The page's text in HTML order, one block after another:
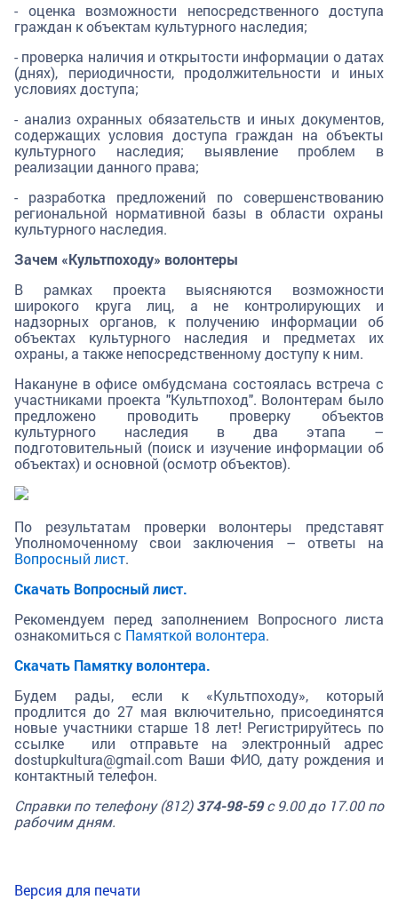
- оценка возможности непосредственного доступа
граждан к объектам культурного наследия;
- проверка наличия и открытости информации о датах
(днях), периодичности, продолжительности и иных
условиях доступа;
- анализ охранных обязательств и иных документов,
содержащих условия доступа граждан на объекты
культурного наследия; выявление проблем в
реализации данного права;
- разработка предложений по совершенствованию
региональной нормативной базы в области охраны
культурного наследия.
Зачем «Культпоходу» волонтеры
В рамках проекта выясняются возможности
широкого круга лиц, а не контролирующих и
надзорных органов, к получению информации об
объектах культурного наследия и предметах их
охраны, а также непосредственному доступу к ним.
Накануне в офисе омбудсмана состоялась встреча с
участниками проекта "Культпоход". Волонтерам было
предложено проводить проверку объектов
культурного наследия в два этапа –
подготовительный (поиск и изучение информации об
объектах) и основной (осмотр объектов).
По результатам проверки волонтеры представят
Уполномоченному свои заключения – ответы на
Вопросный лист.
Скачать Вопросный лист.
Рекомендуем перед заполнением Вопросного листа
ознакомиться с Памяткой волонтера.
Скачать Памятку волонтера.
Будем рады, если к «Культпоходу», который
продлится до 27 мая включительно, присоединятся
новые участники старше 18 лет! Регистрируйтесь по
ссылке или отправьте на электронный адрес
dostupkultura@gmail.com Ваши ФИО, дату рождения и
контактный телефон.
Справки по телефону (812)374-98-59с 9.00 до 17.00 по
рабочим дням.
Версия для печати